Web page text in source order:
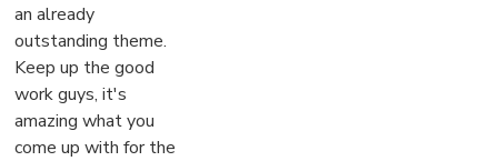
an already
outstanding theme.
Keep up the good
work guys, it's
amazing what you
come up with for the